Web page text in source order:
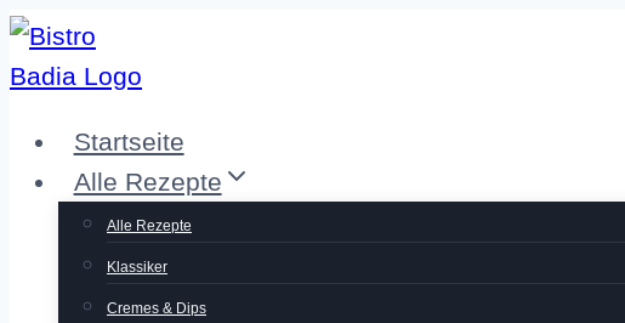
Zum
Inhalt
Startseite
Alle Rezepte
Alle Rezepte
Klassiker
Cremes & Dips